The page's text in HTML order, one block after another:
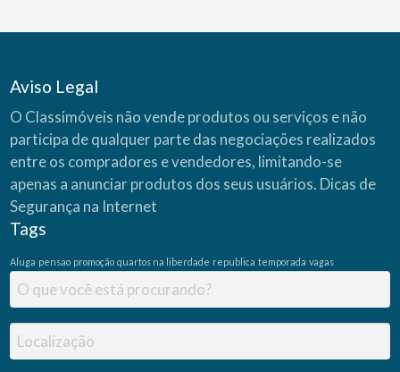
Aviso Legal
O Classimóveis não vende produtos ou serviços e não
participa de qualquer parte das negociações realizados
entre os compradores e vendedores, limitando-se
apenas a anunciar produtos dos seus usuários. Dicas de
Segurança na Internet
Tags
Aluga pensao promoção quartos na liberdade republica temporada vagas